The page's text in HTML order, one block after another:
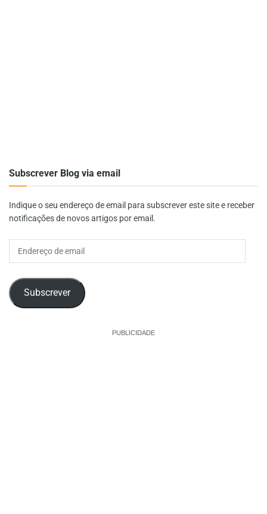
Subscrever Blog via email
Indique o seu endereço de email para subscrever este site e receber
notificações de novos artigos por email.
Endereço
Subscrever
PUBLICIDADE